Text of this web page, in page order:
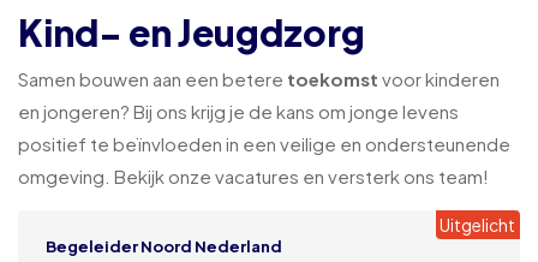
Kind- en Jeugdzorg
Samen bouwen aan een betere toekomst voor kinderen
en jongeren? Bij ons krijg je de kans om jonge levens
positief te beïnvloeden in een veilige en ondersteunende
omgeving. Bekijk onze vacatures en versterk ons team!
Uitgelicht
Begeleider Noord Nederland